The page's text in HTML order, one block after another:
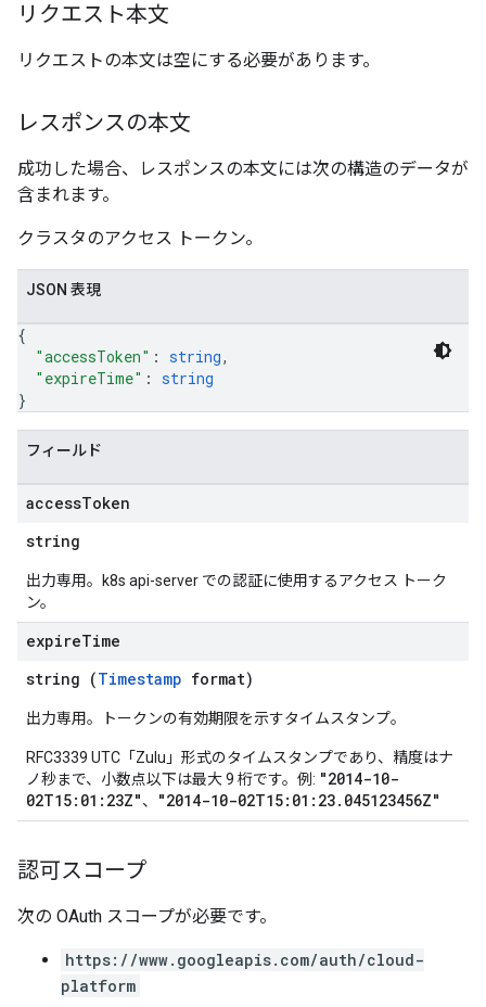
リクエスト本文
リクエストの本文は空にする必要があります。
レスポンスの本文
成功した場合、レスポンスの本文には次の構造のデータが
含まれます。
クラスタのアクセス トークン。
JSON 表現
{
"accessToken" : string,
"expireTime" : string
}
フィールド
accessToken
string
出力専用。k8s api-server での認証に使用するアクセス トーク
ン。
expireTime
string (Timestamp format)
出力専用。トークンの有効期限を示すタイムスタンプ。
RFC3339 UTC「Zulu」形式のタイムスタンプであり、精度はナ
ノ秒まで、小数点以下は最大 9 桁です。例: "2014-10-
02T15:01:23Z"、 "2014-10-02T15:01:23.045123456Z"
認可スコープ
次の OAuth スコープが必要です。
https://www.googleapis.com/auth/cloud-
platform